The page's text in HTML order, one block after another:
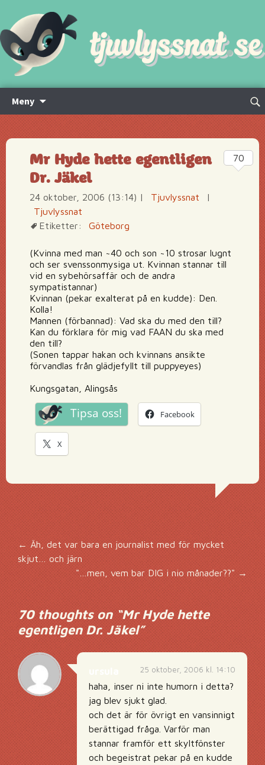
Meny
innehåll
Sök
Mr Hyde hette egentligen
Dr. Jäkel
24 oktober, 2006 (13:14) | Tjuvlyssnat
|
Tjuvlyssnat
Etiketter:
Göteborg
(Kvinna med man ~40 och son ~10 strosar lugnt
och ser svenssonmysiga ut. Kvinnan stannar till
vid en sybehörsaffär och de andra
sympatistannar)
Kvinnan (pekar exalterat på en kudde): Den.
Kolla!
Mannen (förbannad): Vad ska du med den till?
Kan du förklara för mig vad FAAN du ska med
den till?
(Sonen tappar hakan och kvinnans ansikte
förvandlas från glädjefyllt till puppyeyes)
Kungsgatan, Alingsås
Tipsa oss! Facebook
X
70
Inläggsnavigering
← Äh, det var bara en journalist med för mycket
skjut… och järn
"…men, vem bar DIG i nio månader??"→
70 thoughts on “Mr Hyde hette
egentligen Dr. Jäkel”
25 oktober, 2006 kl. 14:10
haha, inser ni inte humorn i detta?
jag blev sjukt glad.
och det är för övrigt en vansinnigt
berättigad fråga. Varför man
stannar framför ett skyltfönster
och begeistrat pekar på en kudde